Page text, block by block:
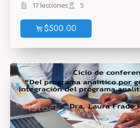
17 lecciones 5
$500.00